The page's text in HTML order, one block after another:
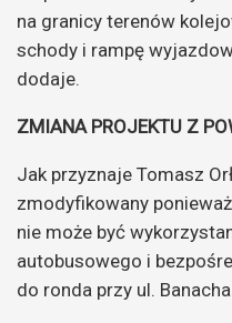
na granicy terenów
schody i rampę
dodaje.
ZMIANA PROJEKTU Z
Jak przyznaje Tomasz
zmodyfikowany
nie może być
autobusowego i
do ronda przy ul. Banacha.